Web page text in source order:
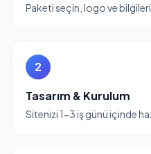
Paketi seçin, logo ve
2
Tasarım & Kurulum
Sitenizi 1-3 iş günü içinde